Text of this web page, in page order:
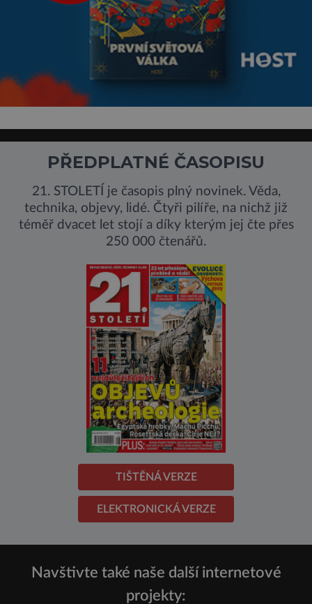
PŘEDPLATNÉ ČASOPISU
21. STOLETÍ je časopis plný novinek. Věda,
technika, objevy, lidé. Čtyři pilíře, na nichž již
téměř dvacet let stojí a díky kterým jej čte přes
250 000 čtenářů.
TIŠTĚNÁ VERZE
ELEKTRONICKÁ VERZE
Navštivte také naše další internetové
projekty: